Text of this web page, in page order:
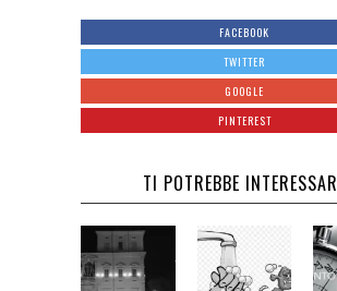
FACEBOOK
TWITTER
GOOGLE
PINTEREST
TI POTREBBE